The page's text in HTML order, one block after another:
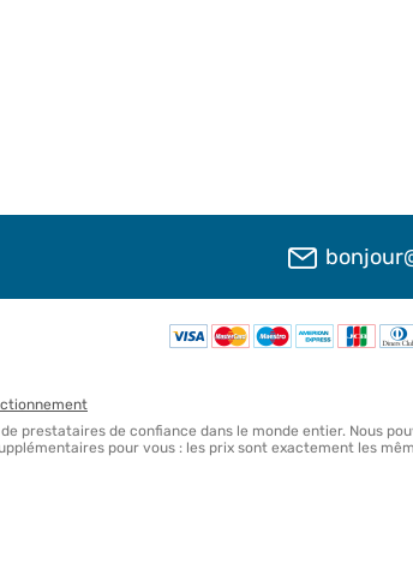
prestataires de confiance dans le monde entier. Nous
pour vous : les prix sont exactement les